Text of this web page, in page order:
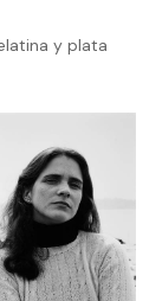
y plata